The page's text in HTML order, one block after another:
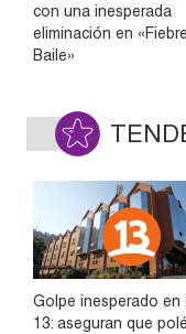
con una inesperada
eliminación en
Baile»
Golpe inesperado en
13: aseguran que